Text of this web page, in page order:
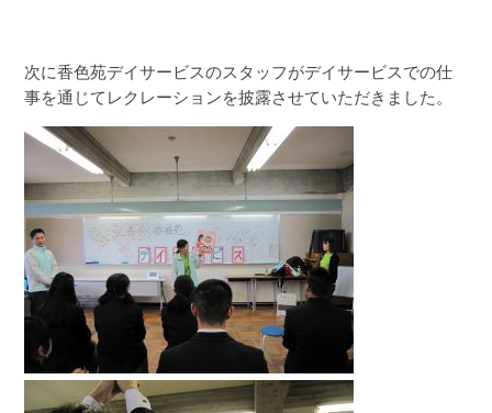
次に香色苑デイサービスのスタッフがデイサービスでの仕
事を通じてレクレーションを披露させていただきました。